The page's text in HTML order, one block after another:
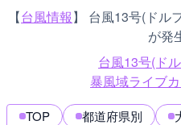
【台風情報】 台風13号(ドル
が発
台風13号(ド
暴風域ライブ
TOP 都道府県別